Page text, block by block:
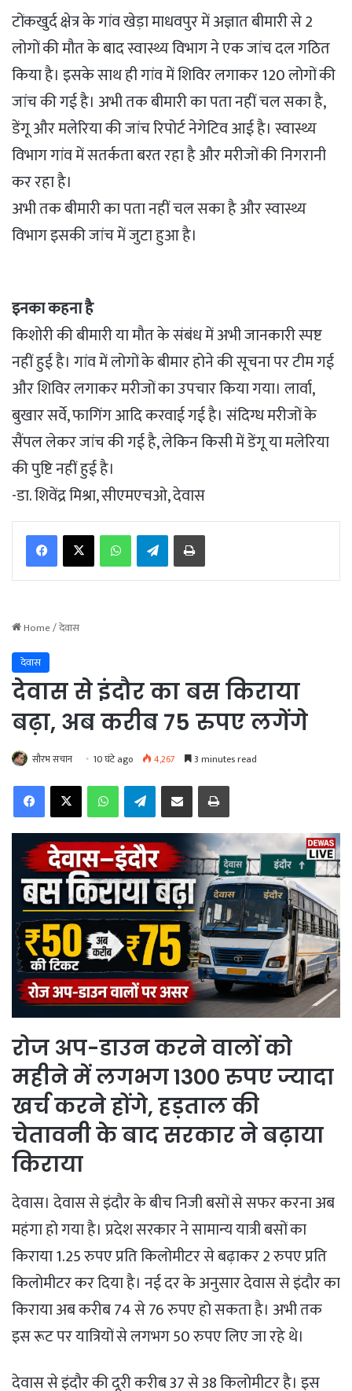
टोंकखुर्द क्षेत्र के गांव खेड़ा माधवपुर में अज्ञात बीमारी से 2
लोगों की मौत के बाद स्वास्थ्य विभाग ने एक जांच दल गठित
किया है। इसके साथ ही गांव में शिविर लगाकर 120 लोगों की
जांच की गई है। अभी तक बीमारी का पता नहीं चल सका है,
डेंगू और मलेरिया की जांच रिपोर्ट नेगेटिव आई है। स्वास्थ्य
विभाग गांव में सतर्कता बरत रहा है और मरीजों की निगरानी
कर रहा है।
अभी तक बीमारी का पता नहीं चल सका है और स्वास्थ्य
विभाग इसकी जांच में जुटा हुआ है।
इनका कहना है
किशोरी की बीमारी या मौत के संबंध में अभी जानकारी स्पष्ट
नहीं हुई है। गांव में लोगों के बीमार होने की सूचना पर टीम गई
और शिविर लगाकर मरीजों का उपचार किया गया। लार्वा,
बुखार सर्वे, फागिंग आदि करवाई गई है। संदिग्ध मरीजों के
सैंपल लेकर जांच की गई है, लेकिन किसी में डेंगू या मलेरिया
की पुष्टि नहीं हुई है।
-डा. शिवेंद्र मिश्रा, सीएमएचओ, देवास
WhatsAppTelegramPrint